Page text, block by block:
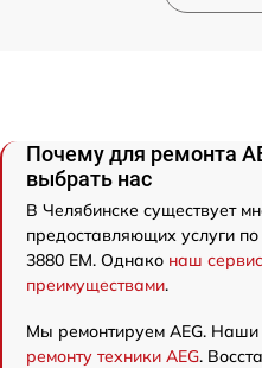
Почему для ремонта
выбрать нас
В Челябинске существует
предоставляющих услуги по
3880 EM. Однако наш
преимуществами.
Мы ремонтируем AEG. Наши
ремонту техники AEG.